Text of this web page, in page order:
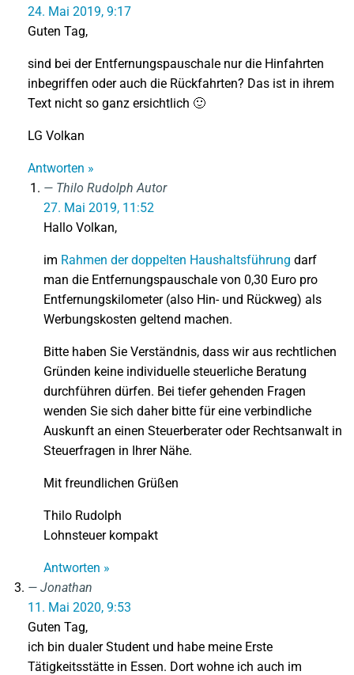
24. Mai 2019, 9:17
Guten Tag,
sind bei der Entfernungspauschale nur die Hinfahrten
inbegriffen oder auch die Rückfahrten? Das ist in ihrem
Text nicht so ganz ersichtlich 🙂
LG Volkan
Antworten »
Thilo RudolphAutor
27. Mai 2019, 11:52
Hallo Volkan,
im Rahmen der doppelten Haushaltsführung darf
man die Entfernungspauschale von 0,30 Euro pro
Entfernungskilometer (also Hin- und Rückweg) als
Werbungskosten geltend machen.
Bitte haben Sie Verständnis, dass wir aus rechtlichen
Gründen keine individuelle steuerliche Beratung
durchführen dürfen. Bei tiefer gehenden Fragen
wenden Sie sich daher bitte für eine verbindliche
Auskunft an einen Steuerberater oder Rechtsanwalt in
Steuerfragen in Ihrer Nähe.
Mit freundlichen Grüßen
Thilo Rudolph
Lohnsteuer kompakt
Antworten »
Jonathan
11. Mai 2020, 9:53
Guten Tag,
ich bin dualer Student und habe meine Erste
Tätigkeitsstätte in Essen. Dort wohne ich auch im